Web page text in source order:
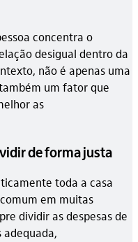
concentra o
desigual dentro da
não é apenas uma
um fator que
as
de forma justa
toda a casa
em muitas
dividir as despesas de